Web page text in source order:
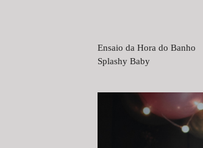
Ensaio da Hora do Banho
Splashy Baby